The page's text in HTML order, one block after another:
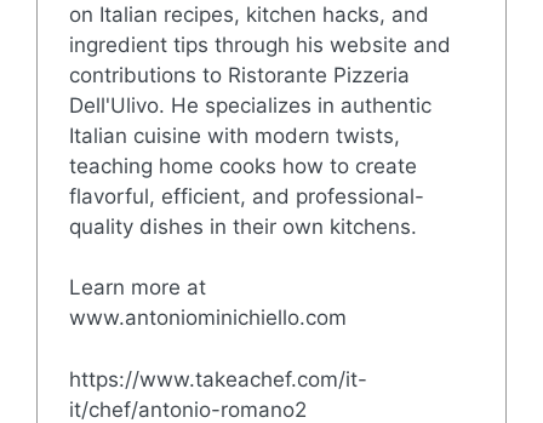
on Italian recipes, kitchen hacks, and
ingredient tips through his website and
contributions to Ristorante Pizzeria
Dell'Ulivo. He specializes in authentic
Italian cuisine with modern twists,
teaching home cooks how to create
flavorful, efficient, and professional-
quality dishes in their own kitchens.
Learn more at
www.antoniominichiello.com
https://www.takeachef.com/it-
it/chef/antonio-romano2